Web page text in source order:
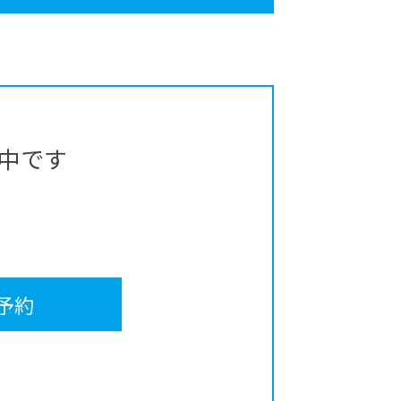
です
約